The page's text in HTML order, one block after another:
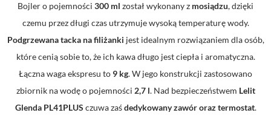
Bojler o pojemności 300 ml został wykonany z mosiądzu, dzięki
czemu przez długi czas utrzymuje wysoką temperaturę wody.
Podgrzewana tacka na filiżanki jest idealnym rozwiązaniem dla osób,
które cenią sobie to, że ich kawa długo jest ciepła i aromatyczna.
Łączna waga ekspresu to 9 kg. W jego konstrukcji zastosowano
zbiornik na wodę o pojemności 2,7 l. Nad bezpieczeństwem Lelit
Glenda PL41PLUS czuwa zaśdedykowany zawór oraz termostat.